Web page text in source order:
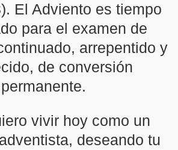
El Adviento es tiempo
para el examen de
arrepentido y
de conversión
permanente.
vivir hoy como un
deseando tu